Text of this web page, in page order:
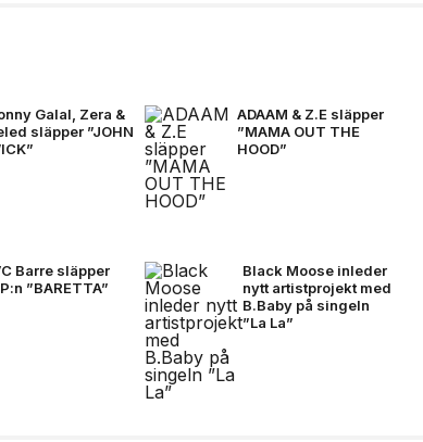
Galal, Zera &
släpper ”JOHN
ADAAM & Z.E släpper
”MAMA OUT THE
HOOD”
Barre släpper
”BARETTA”
Black Moose inleder
nytt artistprojekt med
B.Baby på singeln
”La La”